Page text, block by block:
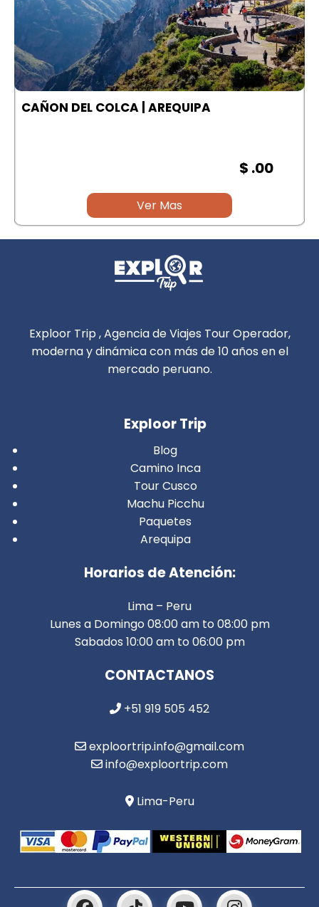
CAÑON DEL COLCA | AREQUIPA
$ .00
Ver Mas
Exploor Trip , Agencia de Viajes Tour Operador,
moderna y dinámica con más de 10 años en el
mercado peruano.
Exploor Trip
Blog
Camino Inca
Tour Cusco
Machu Picchu
Paquetes
Arequipa
Horarios de Atención:
Lima – Peru
Lunes a Domingo 08:00 am to 08:00 pm
Sabados 10:00 am to 06:00 pm
CONTACTANOS
+51 919 505 452
exploortrip.info@gmail.com
info@exploortrip.com
Lima-Peru